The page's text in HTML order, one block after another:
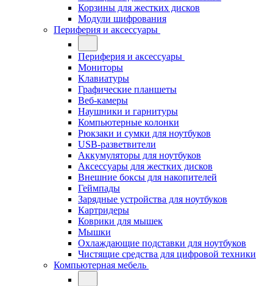
Корзины для жестких дисков
Модули шифрования
Периферия и аксессуары
Периферия и аксессуары
Мониторы
Клавиатуры
Графические планшеты
Веб-камеры
Наушники и гарнитуры
Компьютерные колонки
Рюкзаки и сумки для ноутбуков
USB-разветвители
Аккумуляторы для ноутбуков
Аксессуары для жестких дисков
Внешние боксы для накопителей
Геймпады
Зарядные устройства для ноутбуков
Картридеры
Коврики для мышек
Мышки
Охлаждающие подставки для ноутбуков
Чистящие средства для цифровой техники
Компьютерная мебель